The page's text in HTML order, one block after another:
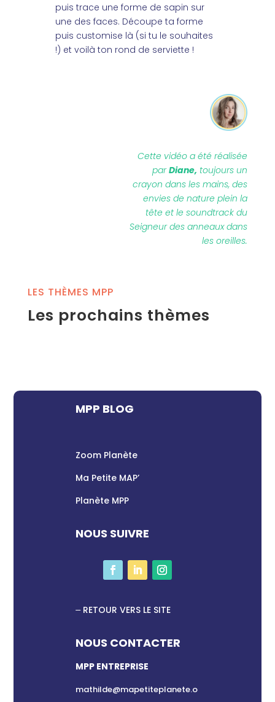
puis trace une forme de sapin sur
une des faces. Découpe ta forme
puis customise là (si tu le souhaites
!) et voilà ton rond de serviette !
Cette vidéo a été réalisée
parDiane, toujours un
crayon dans les mains, des
envies de nature plein la
tête et le soundtrack du
Seigneur des anneaux dans
les oreilles.
LES THÈMES MPP
Les prochains thèmes
MPP BLOG
Zoom Planète
Ma Petite MAP’
Planète MPP
NOUS SUIVRE
RETOUR VERS LE SITE
NOUS CONTACTER
MPP ENTREPRISE
mathilde@mapetiteplanete.o